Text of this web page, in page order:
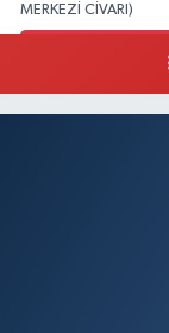
MERKEZİ CİVARI)